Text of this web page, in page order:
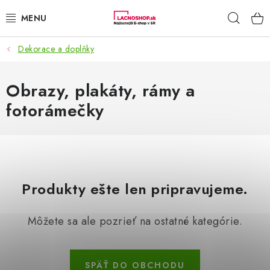
na
NAŠE AKCIE!
NAŠE NOVINKY!
POTRAVINY
Dekorace a doplňky
Obrazy, plakáty, rámy a
fotorámečky
Produkty ešte len pripravujeme.
Môžete sa ale pozrieť na ostatné kategórie.
SPÄŤ DO OBCHODU